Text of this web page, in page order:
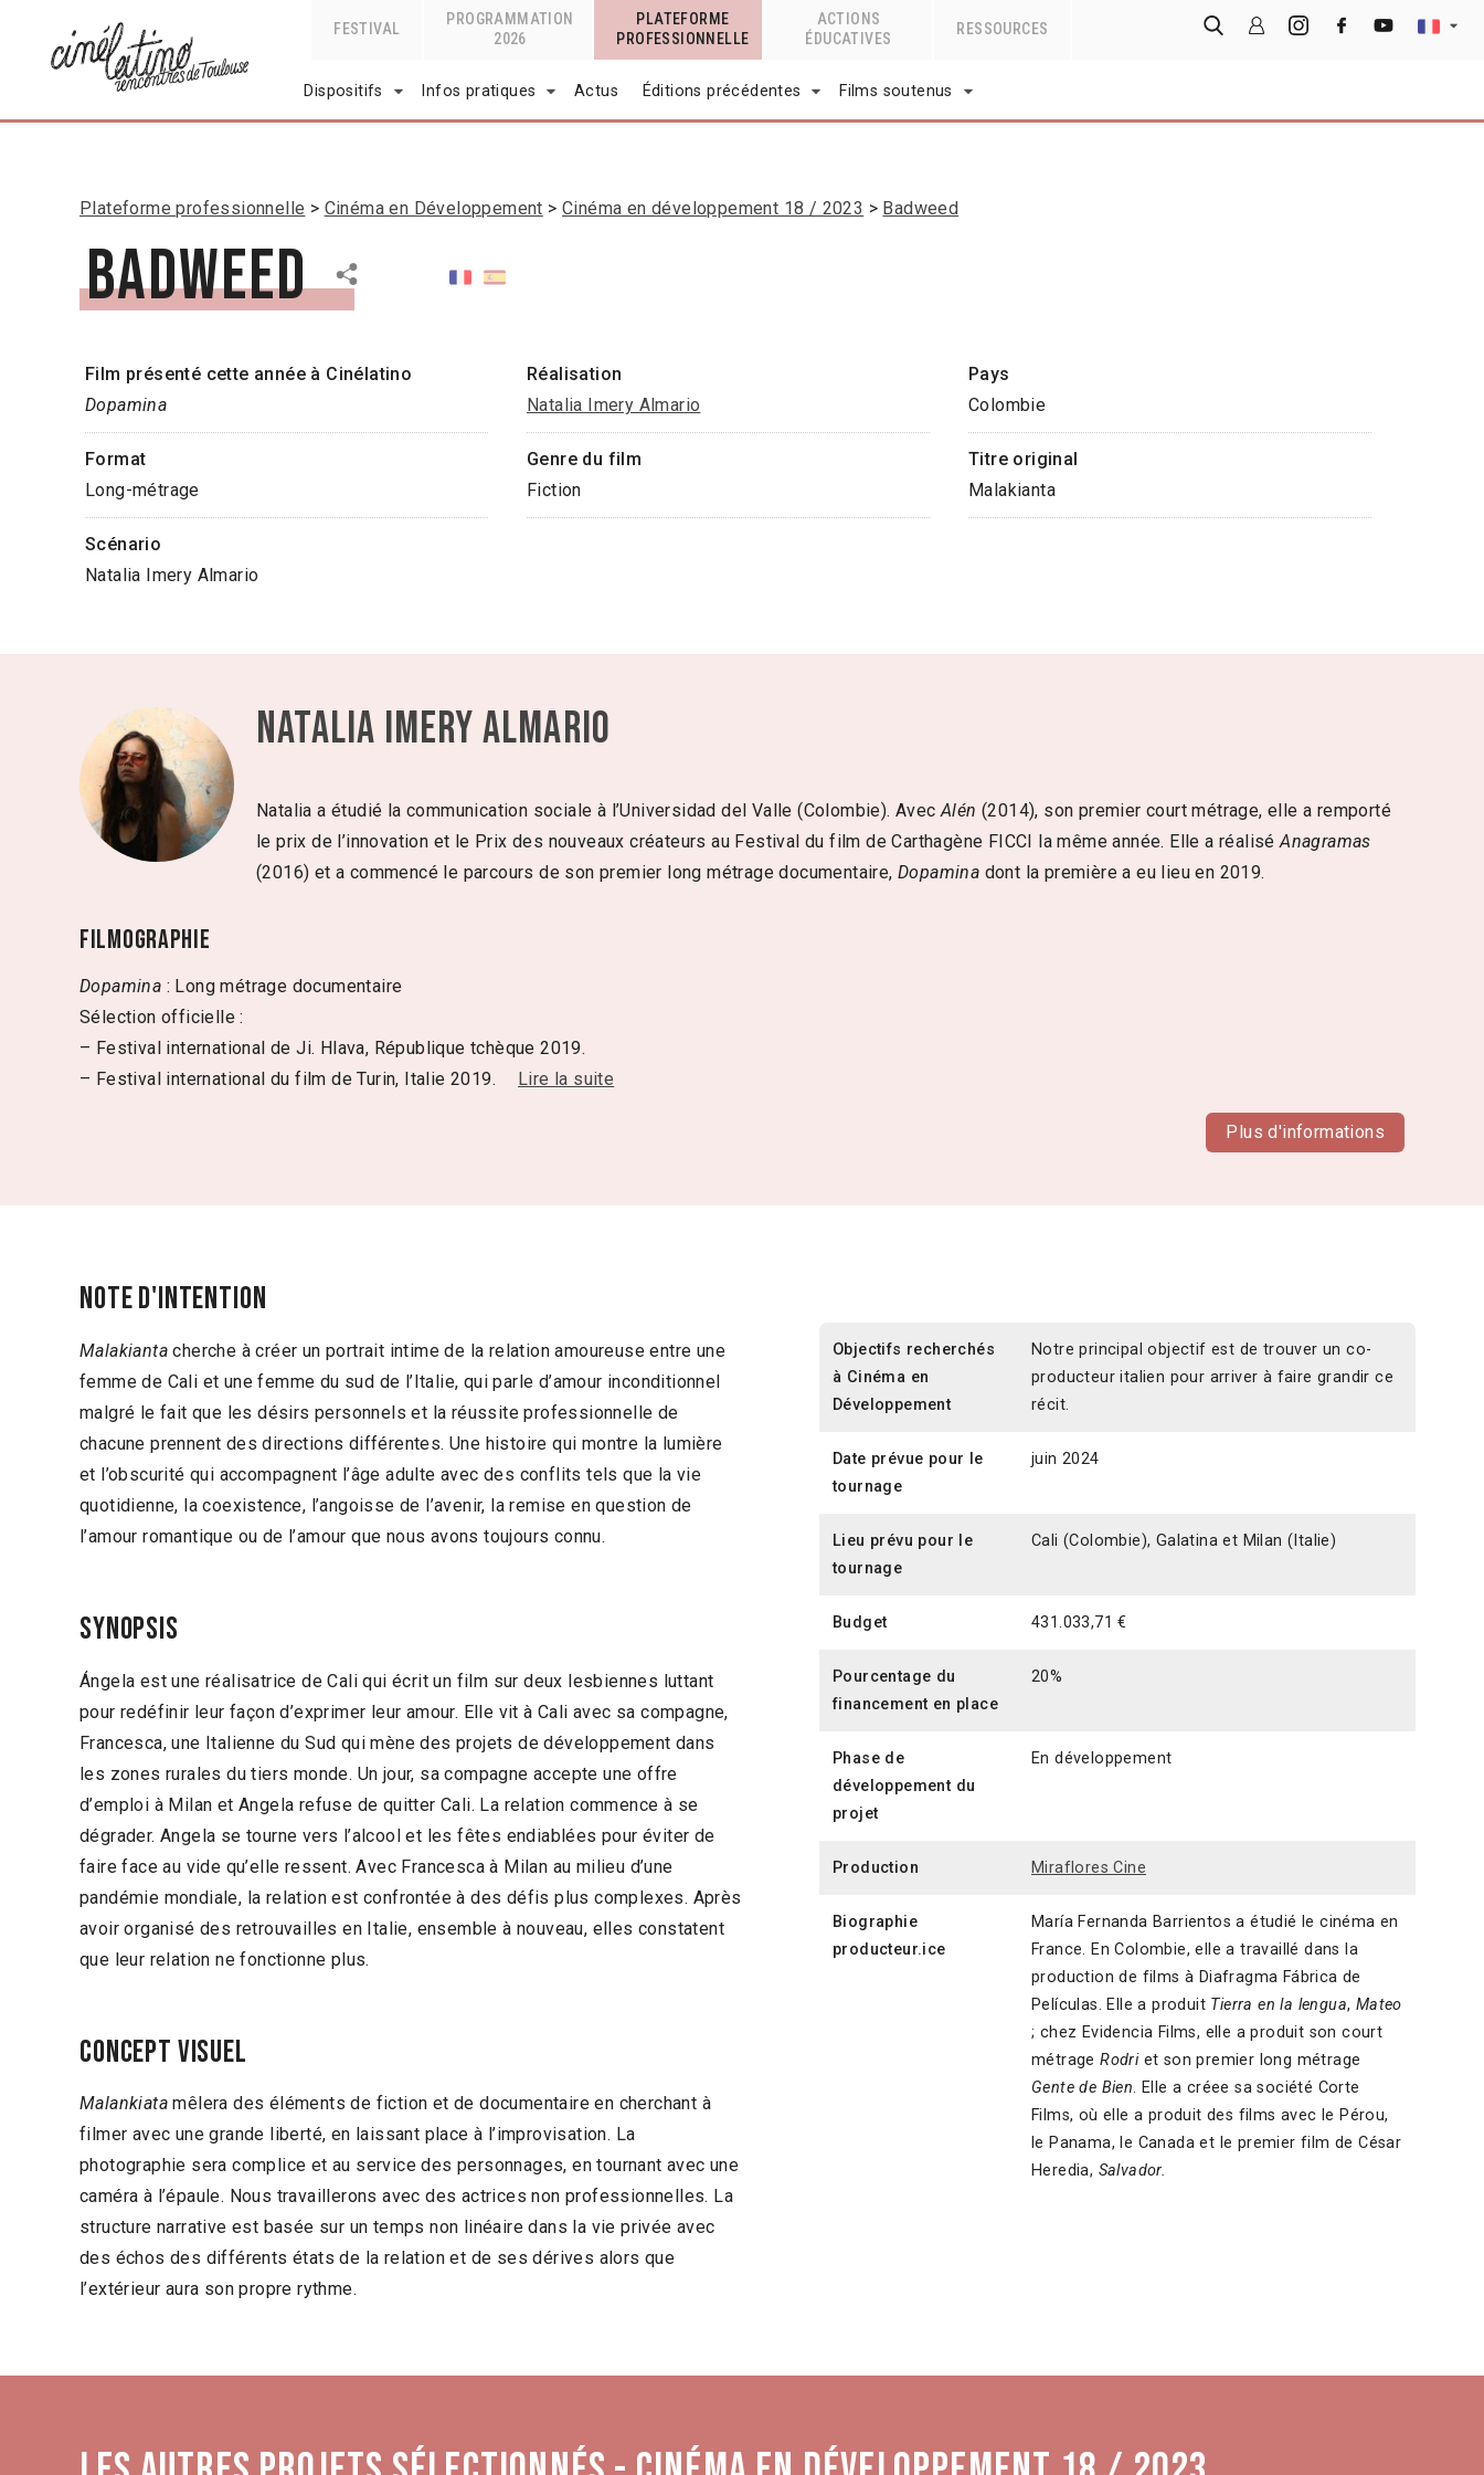
FESTIVAL
PROGRAMMATION
2026
PLATEFORME
PROFESSIONNELLE
ACTIONS
ÉDUCATIVES
RESSOURCES
Dispositifs Infos pratiques Actus Éditions précédentes Films soutenus
Plateforme professionnelle Cinéma en Développement Cinéma en développement 18 / 2023 Badweed
Badweed
Film présenté cette année à Cinélatino
Dopamina
Réalisation
Natalia Imery Almario
Pays
Colombie
Format
Long-métrage
Genre du film
Fiction
Titre original
Malakianta
Scénario
Natalia Imery Almario
Natalia Imery Almario
Natalia a étudié la communication sociale à l’Universidad del Valle (Colombie). AvecAlén (2014), son premier court métrage, elle a remporté
le prix de l’innovation et le Prix des nouveaux créateurs au Festival du film de Carthagène FICCI la même année. Elle a réaliséAnagramas
(2016) et a commencé le parcours de son premier long métrage documentaire, Dopamina dont la première a eu lieu en 2019.
Filmographie
Dopamina : Long métrage documentaire
Sélection officielle :
– Festival international de Ji. Hlava, République tchèque 2019.
– Festival international du film de Turin, Italie 2019.
Lire la suite
Plus d'informations
Note d'intention
Malakiantacherche à créer un portrait intime de la relation amoureuse entre une
femme de Cali et une femme du sud de l’Italie, qui parle d’amour inconditionnel
malgré le fait que les désirs personnels et la réussite professionnelle de
chacune prennent des directions différentes. Une histoire qui montre la lumière
et l’obscurité qui accompagnent l’âge adulte avec des conflits tels que la vie
quotidienne, la coexistence, l’angoisse de l’avenir, la remise en question de
l’amour romantique ou de l’amour que nous avons toujours connu.
Synopsis
Ángela est une réalisatrice de Cali qui écrit un film sur deux lesbiennes luttant
pour redéfinir leur façon d’exprimer leur amour. Elle vit à Cali avec sa compagne,
Francesca, une Italienne du Sud qui mène des projets de développement dans
les zones rurales du tiers monde. Un jour, sa compagne accepte une offre
d’emploi à Milan et Angela refuse de quitter Cali. La relation commence à se
dégrader. Angela se tourne vers l’alcool et les fêtes endiablées pour éviter de
faire face au vide qu’elle ressent. Avec Francesca à Milan au milieu d’une
pandémie mondiale, la relation est confrontée à des défis plus complexes. Après
avoir organisé des retrouvailles en Italie, ensemble à nouveau, elles constatent
que leur relation ne fonctionne plus.
Concept visuel
Malankiatamêlera des éléments de fiction et de documentaire en cherchant à
filmer avec une grande liberté, en laissant place à l’improvisation. La
photographie sera complice et au service des personnages, en tournant avec une
caméra à l’épaule. Nous travaillerons avec des actrices non professionnelles. La
structure narrative est basée sur un temps non linéaire dans la vie privée avec
des échos des différents états de la relation et de ses dérives alors que
l’extérieur aura son propre rythme.
Objectifs recherchés
à Cinéma en
Développement
Notre principal objectif est de trouver un co-
producteur italien pour arriver à faire grandir ce
récit.
Date prévue pour le
tournage
juin 2024
Lieu prévu pour le
tournage
Cali (Colombie), Galatina et Milan (Italie)
Budget 431.033,71 €
Pourcentage du
financement en place
20%
Phase de
développement du
projet
En développement
Production Miraflores Cine
Biographie
producteur.ice
María Fernanda Barrientos a étudié le cinéma en
France. En Colombie, elle a travaillé dans la
production de films à Diafragma Fábrica de
Películas. Elle a produit Tierra en la lengua, Mateo
; chez Evidencia Films, elle a produit son court
métrageRodriet son premier long métrage
Gente de Bien. Elle a créee sa société Corte
Films, où elle a produit des films avec le Pérou,
le Panama, le Canada et le premier film de César
Heredia, Salvador.